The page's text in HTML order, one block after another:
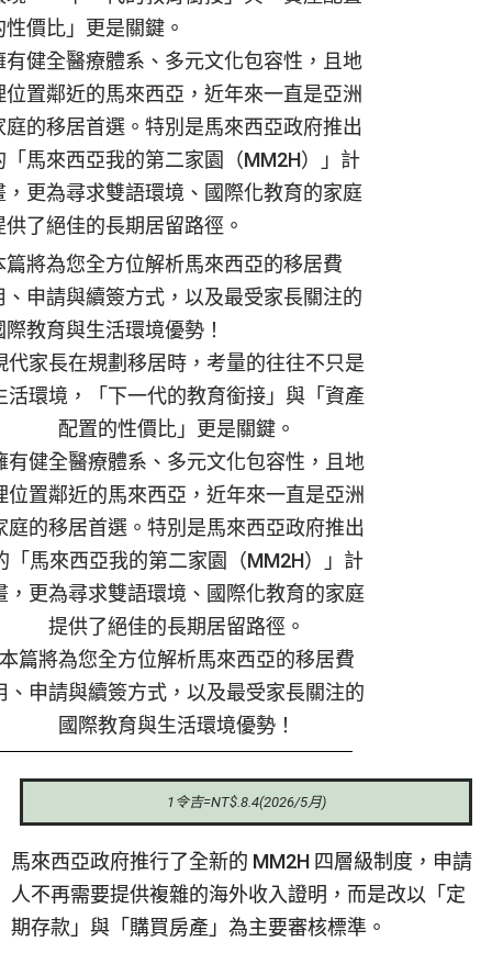
性價比」更是關鍵。
有健全醫療體系、多元文化包容性，且地
位置鄰近的馬來西亞，近年來一直是亞洲
庭的移居首選。特別是馬來西亞政府推出
「馬來西亞我的第二家園（MM2H）」計
，更為尋求雙語環境、國際化教育的家庭
供了絕佳的長期居留路徑。
篇將為您全方位解析馬來西亞的移居費
、申請與續簽方式，以及最受家長關注的
際教育與生活環境優勢！
代家長在規劃移居時，考量的往往不只是
活環境，「下一代的教育銜接」與「資產
配置的性價比」更是關鍵。
有健全醫療體系、多元文化包容性，且地
位置鄰近的馬來西亞，近年來一直是亞洲
庭的移居首選。特別是馬來西亞政府推出
「馬來西亞我的第二家園（MM2H）」計
，更為尋求雙語環境、國際化教育的家庭
提供了絕佳的長期居留路徑。
篇將為您全方位解析馬來西亞的移居費
、申請與續簽方式，以及最受家長關注的
國際教育與生活環境優勢！
1令吉=NT$.8.4(2026/5月)
馬來西亞政府推行了全新的 MM2H 四層級制度，申請
人不再需要提供複雜的海外收入證明，而是改以「定
期存款」與「購買房產」為主要審核標準。